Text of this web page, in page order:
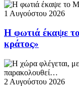
1 Αυγούστου 2026
Η φωτιά έκαψε
κράτος»
2 Αυγούστου 2026